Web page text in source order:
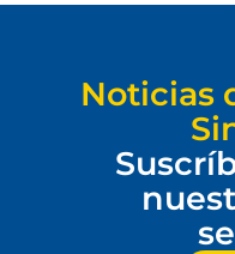
Noticias